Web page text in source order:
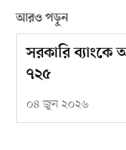
আরও পড়ুন
সরকারি
৭২৫
০৪ জুন ২০২৬